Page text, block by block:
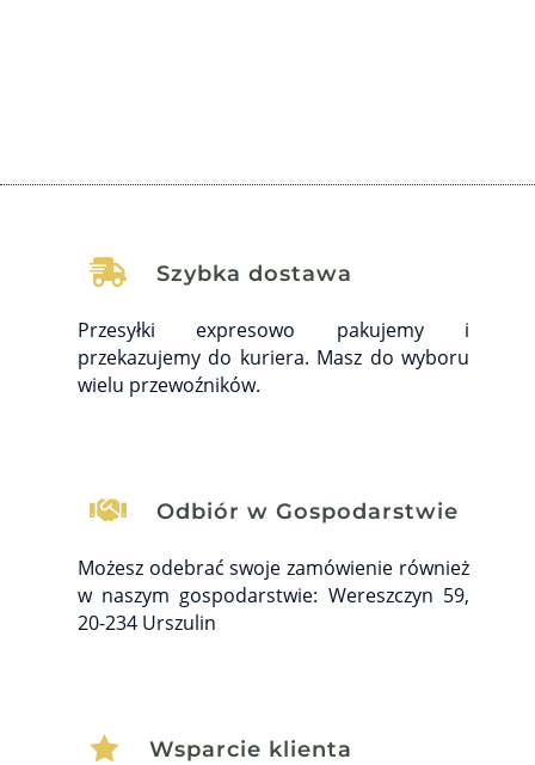
 Szybka dostawa
Przesyłki expresowo pakujemy i
przekazujemy do kuriera. Masz do wyboru
wielu przewoźników.
 Odbiór w Gospodarstwie
Możesz odebrać swoje zamówienie również
w naszym gospodarstwie: Wereszczyn 59,
20-234 Urszulin
 Wsparcie klienta